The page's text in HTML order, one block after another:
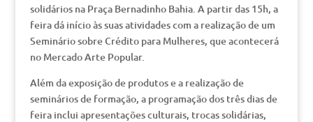
solidários na Praça Bernadinho Bahia. A partir das 15h, a
feira dá início às suas atividades com a realização de um
Seminário sobre Crédito para Mulheres, que acontecerá
no Mercado Arte Popular.
Além da exposição de produtos e a realização de
seminários de formação, a programação dos três dias de
feira inclui apresentações culturais, trocas solidárias,